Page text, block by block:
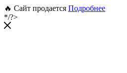
🔥 Сайт продается Подробнее
*/?>